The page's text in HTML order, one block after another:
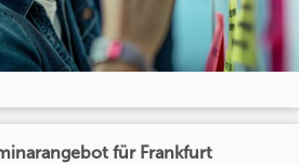
für Frankfurt